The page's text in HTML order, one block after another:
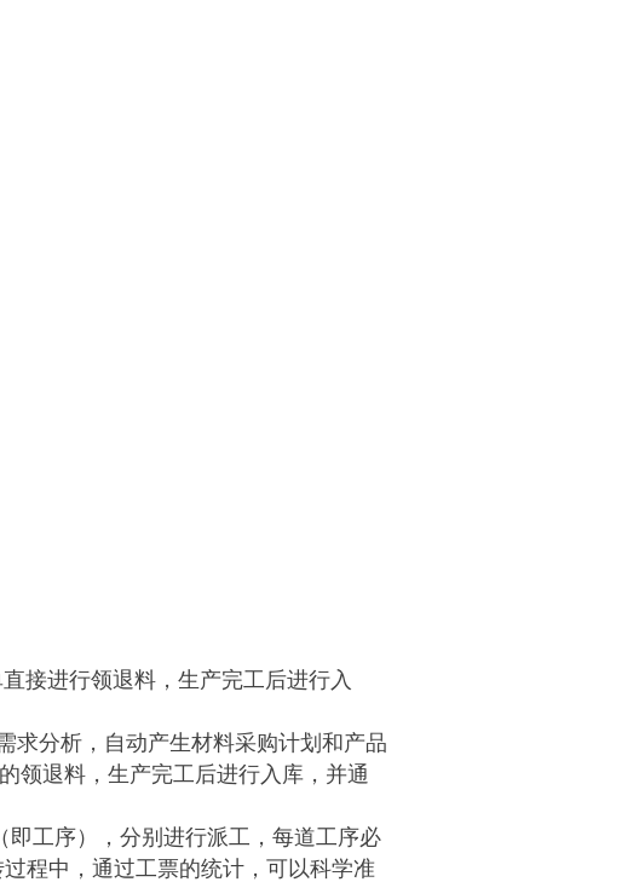
接进行领退料，生产完工后进行入
求分析，自动产生材料采购计划和产品
领退料，生产完工后进行入库，并通
工序），分别进行派工，每道工序必
程中，通过工票的统计，可以科学准